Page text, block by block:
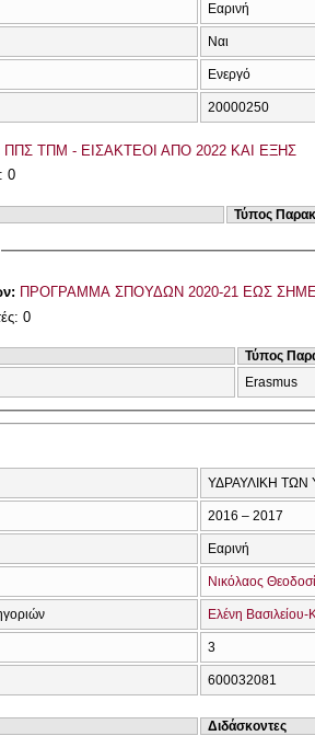
Εαρινή
Ναι
Ενεργό
20000250
ΠΠΣ ΤΠΜ - ΕΙΣΑΚΤΕΟΙ ΑΠΟ 2022 ΚΑΙ ΕΞΗΣ
0
Τύπος
ΠΡΟΓΡΑΜΜΑ ΣΠΟΥΔΩΝ 2020-21 ΕΩΣ
0
Τύπος
Erasmus
ΥΔΡΑΥΛΙΚΗ
2016 – 2017
Εαρινή
Νικόλαος
Ελένη
3
600032081
Διδάσκοντες